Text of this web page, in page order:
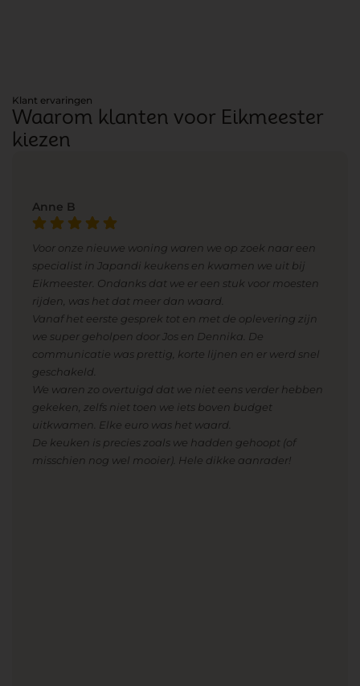
Klant ervaringen
Waarom klanten voor Eikmeester
kiezen
Anne B
Voor onze nieuwe woning waren we op zoek naar een
specialist in Japandi keukens en kwamen we uit bij
Eikmeester. Ondanks dat we er een stuk voor moesten
rijden, was het dat meer dan waard.
Vanaf het eerste gesprek tot en met de oplevering zijn
we super geholpen door Jos en Dennika. De
communicatie was prettig, korte lijnen en er werd snel
geschakeld.
We waren zo overtuigd dat we niet eens verder hebben
gekeken, zelfs niet toen we iets boven budget
uitkwamen. Elke euro was het waard.
De keuken is precies zoals we hadden gehoopt (of
misschien nog wel mooier). Hele dikke aanrader!